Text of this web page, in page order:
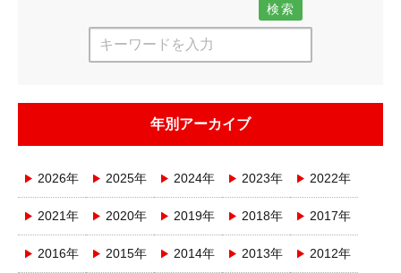
検索
年別アーカイブ
2026年 2025年 2024年 2023年 2022年
2021年 2020年 2019年 2018年 2017年
2016年 2015年 2014年 2013年 2012年